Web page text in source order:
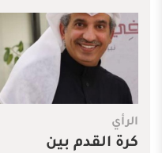
الرأي
كرة القدم بين